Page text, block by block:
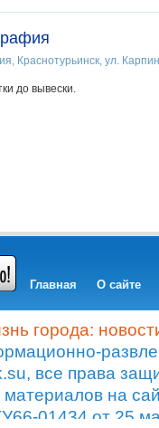
Краснотурьинск, ул.
до вывески.
Главная О сайте
города:
все права
на
01434 от 25